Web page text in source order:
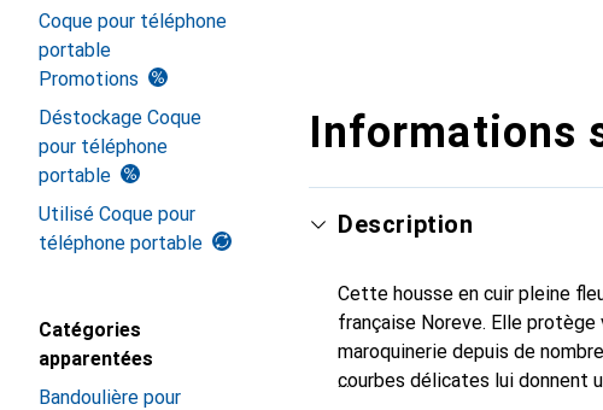
Coque pour téléphone
portable
Promotions
Déstockage Coque
pour téléphone
portable
Utilisé Coque pour
téléphone portable
Catégories
apparentées
Bandoulière pour
Informations
Description
Cette housse en cuir pleine
française Noreve. Elle
maroquinerie depuis de
courbes délicates lui donnent